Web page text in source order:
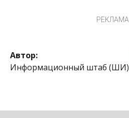
РЕКЛАМА
Автор:
Информационный штаб (ШИ)